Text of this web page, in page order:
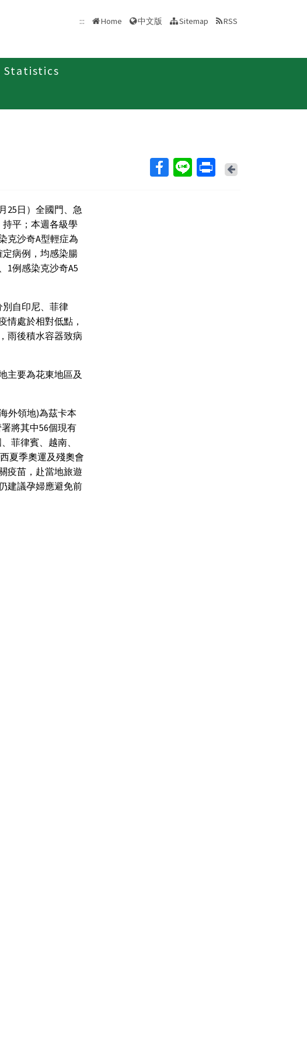
::: Home 中文版 Sitemap RSS
Statistics
Back
25日）全國門、急
持平；本週各級學
克沙奇A型輕症為
病例，均感染腸
1例感染克沙奇A5
自印尼、菲律
情處於相對低點，
雨後積水容器致病
主要為花東地區及
外領地)為茲卡本
將其中56個現有
菲律賓、越南、
夏季奧運及殘奧會
疫苗，赴當地旅遊
建議孕婦應避免前